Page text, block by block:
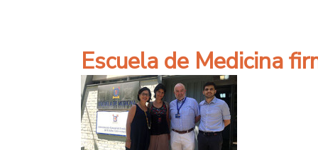
Escuela de Medicina